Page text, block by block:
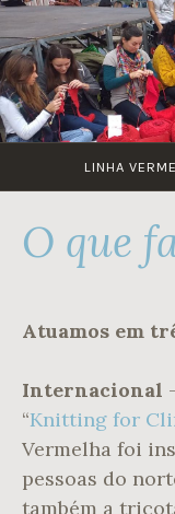
Skip
to
content
LINHA
O que
Atuamos em
Internacional
“Knitting for
Vermelha foi
pessoas do
também a